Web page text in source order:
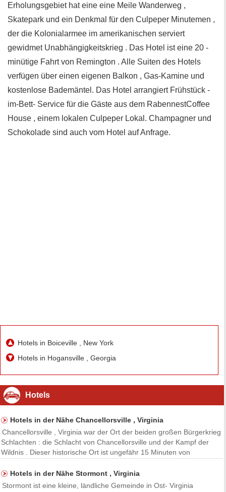
Erholungsgebiet hat eine eine Meile Wanderweg ,
Skatepark und ein Denkmal für den Culpeper Minutemen ,
der die Kolonialarmee im amerikanischen serviert
gewidmet Unabhängigkeitskrieg . Das Hotel ist eine 20 -
minütige Fahrt von Remington . Alle Suiten des Hotels
verfügen über einen eigenen Balkon , Gas-Kamine und
kostenlose Bademäntel. Das Hotel arrangiert Frühstück -
im-Bett- Service für die Gäste aus dem RabennestCoffee
House , einem lokalen Culpeper Lokal. Champagner und
Schokolade sind auch vom Hotel auf Anfrage.
Hotels in Boiceville , New York
Hotels in Hogansville , Georgia
Hotels
Hotels in der Nähe Chancellorsville , Virginia
Chancellorsville , Virginia war der Ort der beiden großen Bürgerkrieg
Schlachten : die Schlacht von Chancellorsville und der Kampf der
Wildnis . Dieser historische Ort ist ungefähr 15 Minuten von
Zugang zu Fredericksburg und Spotsyl
Hotels in der Nähe Stormont , Virginia
Stormont ist eine kleine, ländliche Gemeinde in Ost- Virginia